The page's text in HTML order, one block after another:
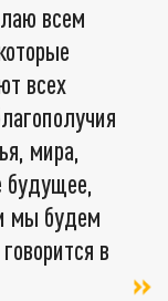
всем
всех
мира,
будущее,
мы будем
в